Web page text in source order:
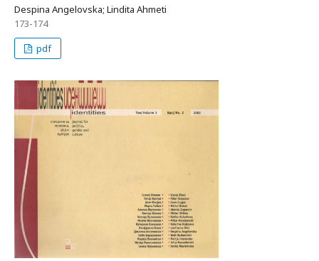
Despina Angelovska; Lindita Ahmeti
173-174
pdf